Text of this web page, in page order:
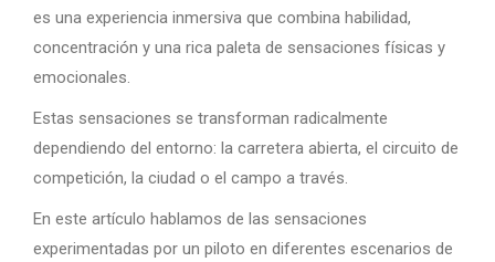
es una experiencia inmersiva que combina habilidad,
concentración y una rica paleta de sensaciones físicas y
emocionales.
Estas sensaciones se transforman radicalmente
dependiendo del entorno: la carretera abierta, el circuito de
competición, la ciudad o el campo a través.
En este artículo hablamos de las sensaciones
experimentadas por un piloto en diferentes escenarios de